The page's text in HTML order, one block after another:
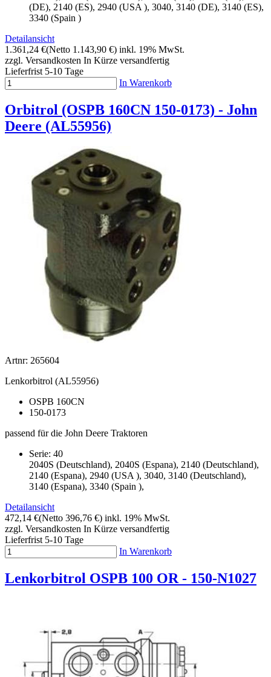
(DE), 2140 (ES), 2940 (USA ), 3040, 3140 (DE), 3140 (ES),
3340 (Spain )
Detailansicht
1.361,24 €(Netto 1.143,90 €) inkl. 19% MwSt.
zzgl. Versandkosten In Kürze versandfertig
Lieferfrist 5-10 Tage
In Warenkorb
Orbitrol (OSPB 160CN 150-0173) - John
Deere (AL55956)
Artnr: 265604
Lenkorbitrol (AL55956)
OSPB 160CN
150-0173
passend für die John Deere Traktoren
Serie: 40
2040S (Deutschland), 2040S (Espana), 2140 (Deutschland),
2140 (Espana), 2940 (USA ), 3040, 3140 (Deutschland),
3140 (Espana), 3340 (Spain ),
Detailansicht
472,14 €(Netto 396,76 €) inkl. 19% MwSt.
zzgl. Versandkosten In Kürze versandfertig
Lieferfrist 5-10 Tage
In Warenkorb
Lenkorbitrol OSPB 100 OR - 150-N1027